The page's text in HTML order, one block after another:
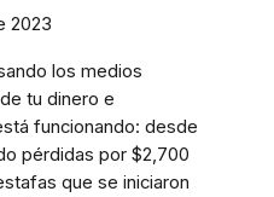
2023
los medios
tu dinero e
funcionando: desde
pérdidas por $2,700
que se iniciaron